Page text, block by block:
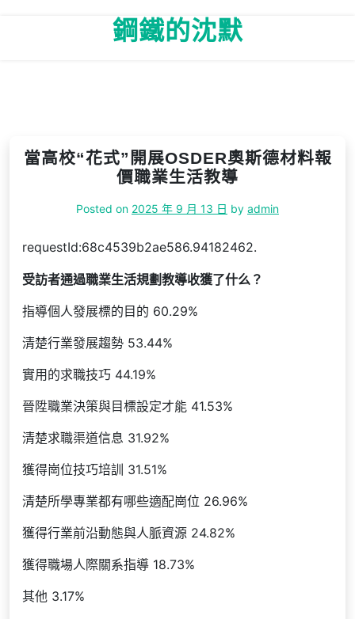
鋼鐵的沈默
當高校“花式”開展OSDER奧斯德材料報
價職業生活教導
Posted on 2025 年 9 月 13 日 by admin
requestId:68c4539b2ae586.94182462.
受訪者通過職業生活規劃教導收獲了什么？
指導個人發展標的目的 60.29%
清楚行業發展趨勢 53.44%
實用的求職技巧 44.19%
晉陞職業決策與目標設定才能 41.53%
清楚求職渠道信息 31.92%
獲得崗位技巧培訓 31.51%
清楚所學專業都有哪些適配崗位 26.96%
獲得行業前沿動態與人脈資源 24.82%
獲得職場人際關系指導 18.73%
其他 3.17%